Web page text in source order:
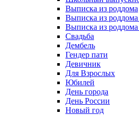
Выписка из роддома
Выписка из
Выписка из
Свадьба
Дембель
Гендер пати
Девичник
Для Взрослых
Юбилей
День города
День России
Новый год